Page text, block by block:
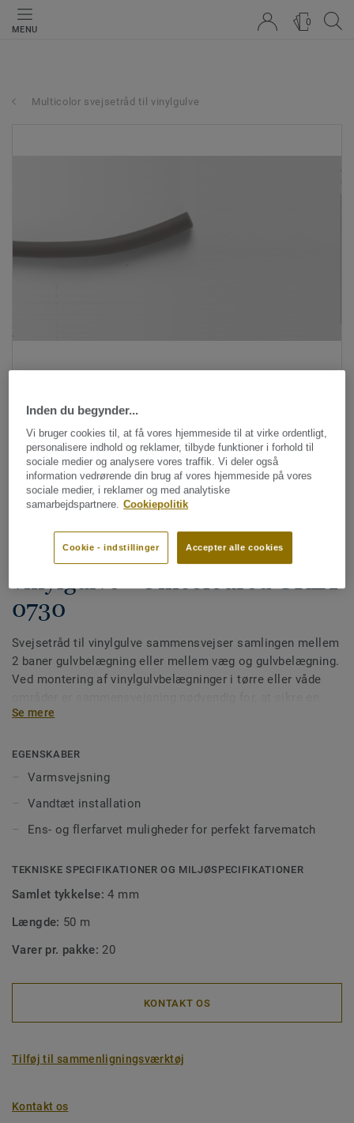
MENU
0
Multicolor svejsetråd til vinylgulve
Se alle designs (613)
Svejsetråde
Multicolor svejsetråd til
vinylgulve - Unicoloured GREY
0730
Svejsetråd til vinylgulve sammensvejser samlingen mellem
2 baner gulvbelægning eller mellem væg og gulvbelægning.
Ved montering af vinylgulvbelægninger i tørre eller våde
vandtæt montering men også for at få en korrekt
lettere at rengøre, da det forhindrer, at snavs sætter sig
fast i hullerne. Vores svejsetråd fås i ens- eller flerfarvet,
så de passer perfekt til dine gulve eller til at skabe
designkontraster.
Se mere
EGENSKABER
Varmsvejsning
Vandtæt installation
Ens- og flerfarvet muligheder for perfekt farvematch
TEKNISKE SPECIFIKATIONER OG MILJØSPECIFIKATIONER
Samlet tykkelse:4 mm
Længde: 50 m
Varer pr. pakke: 20
KONTAKT OS
Tilføj til sammenligningsværktøj
Kontakt os
Inden du begynder...
Vi bruger cookies til, at få vores hjemmeside til at virke ordentligt,
personalisere indhold og reklamer, tilbyde funktioner i forhold til
sociale medier og analysere vores traffik. Vi deler også
information vedrørende din brug af vores hjemmeside på vores
sociale medier, i reklamer og med analytiske
samarbejdspartnere. Cookiepolitik
Accepter alle cookies
Cookie - indstillinger